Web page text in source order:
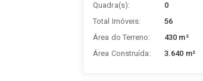
Quadra(s):
0
Total Imóveis:
56
Área do Terreno:
430 m²
Área Construída:
3.640 m²